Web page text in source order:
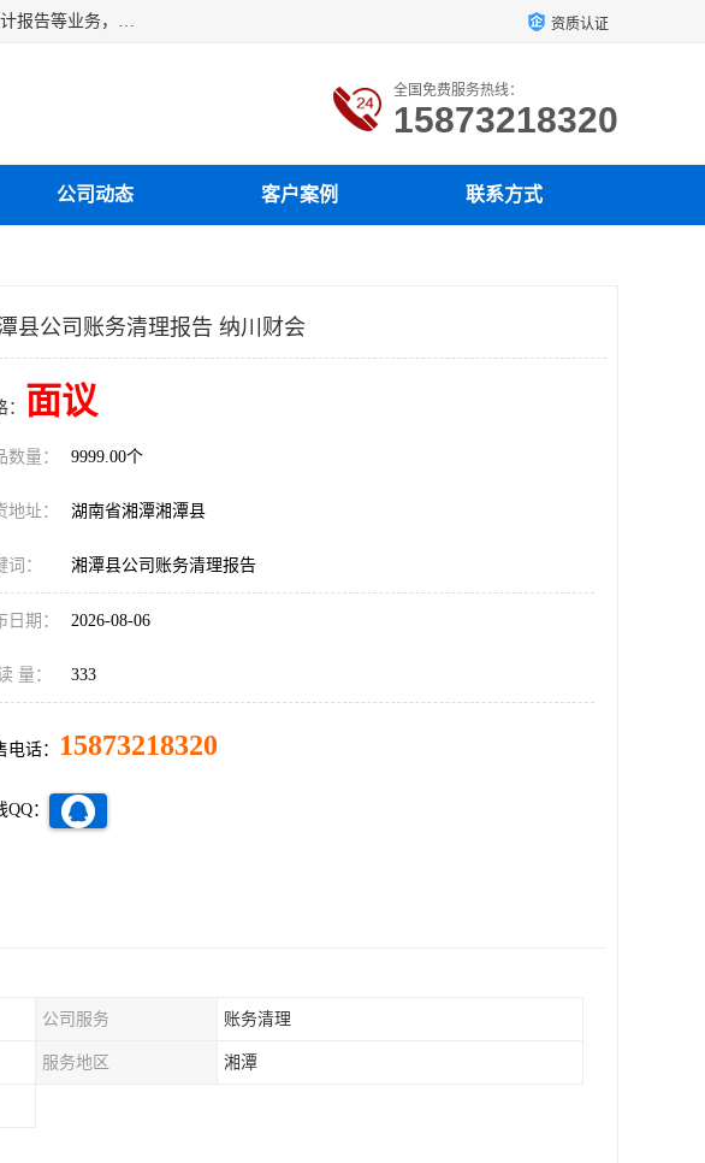
湘潭纳川会计服务有限公司主营从事：湘潭公司账务清理、湘潭公司注销、代理记账、公司变更、公司注册、审计报告等业务，公司设立有专门的代理注册部门，现有工商代办专员，部门经理从事工商代办多年，对各地区公司注册、公司变更、进出口业务等流程以及各行业公司注册、变更所需注意的细节都非常熟悉。 资质认证
全国免费服务热线：
15873218320
公司动态 客户案例 联系方式
县公司账务清理报告 纳川财会
面议
数量： 9999.00个
地址： 湖南省湘潭湘潭县
词： 湘潭县公司账务清理报告
日期： 2026-08-06
量： 333
电话： 15873218320
QQ：
公司服务 账务清理
服务地区 湘潭